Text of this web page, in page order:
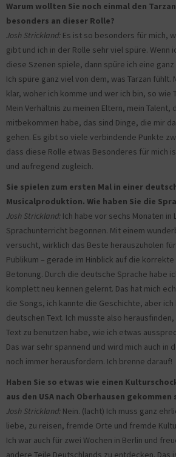
Warum wollten Sie noch einmal den
besonders an dieser Rolle?
Josh Strickland: Es ist so besonders für mich,
gibt und ich in der Rolle sehr viel spüre. Wenn
diese Szenen spiele, dann spüre ich eine
Ich spüre ganz viel von dem, was Tarzan fühlt.
klar, woher ich komme und wer ich bin, so wie
Mein Verhältnis zu meinen Eltern, mein Talent,
mitbekommen habe, das sind Dinge, die mir
gehen. Es gibt so viele verbindende Punkte
dass diese Rolle etwas Besonderes für mich
und aufregend zugleich.
Sie spielen zum ersten Mal in einer
Musicalproduktion. Wie haben Sie die
Josh Strickland: Ich habe vor sechs Monaten in
Sprachunterricht begonnen. Mit einem
versucht, wirklich das Beste herauszuholen
Publikum – gerade im Hinblick auf die
Betonung. Durch die deutsche Sprache habe
komplett neu kennen gelernt. Das hat mich
die Songs, ich kannte die Geschichte, aber
deutschen Text. Ich musste also
Text zu benutzen habe, wie ich etwas
Das war sehr spannend und wird mich auch in
noch immer herausfordern. Ich brenne darauf!
Haben Sie so etwas wie einen
aus den USA nach Oberhausen gekommen
Josh Strickland: Nein. (lacht) Ich muss ganz
liebe, zu reisen, fremde Orte und fremde
Ich war auch für zwei Wochen in Berlin und
andere Teile Deutschlands zu entdecken. Das